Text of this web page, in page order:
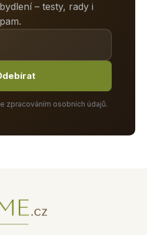
– testy, rady i
zpracováním osobních údajů.